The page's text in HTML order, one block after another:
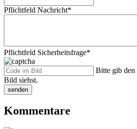
Pflichtfeld Nachricht*
Pflichtfeld Sicherheitsfrage*
Bitte gib den
Bild siehst.
senden
Kommentare